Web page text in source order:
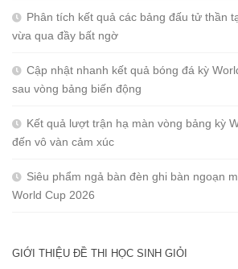
Phân tích kết quả các bảng đấu tử thần
vừa qua đầy bất ngờ
Cập nhật nhanh kết quả bóng đá kỳ
sau vòng bảng biến động
Kết quả lượt trận hạ màn vòng bảng kỳ
đến vô vàn cảm xúc
Siêu phẩm ngả bàn đèn ghi bàn ngoạn
World Cup 2026
GIỚI THIỆU ĐỀ THI HỌC SINH GIỎI